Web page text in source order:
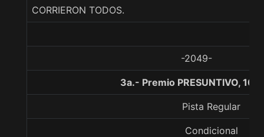
CORRIERON TODOS.
-2049-
3a.- Premio PRESUNTIVO,
Pista Regular
Condicional